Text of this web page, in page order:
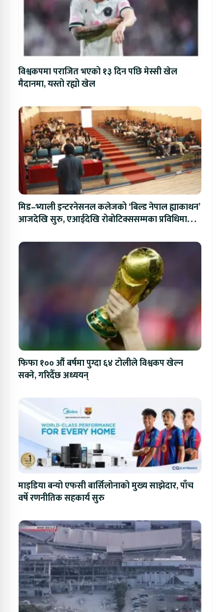
विश्वकपमा पराजित भएको १३ दिन पछि मेस्सी खेल
मैदानमा, यस्तो रह्यो खेल
मिड–भ्याली इन्टरनेसनल कलेजको ‘बिल्ड नेपाल ह्याकाथन’
आजदेखि सुरु, एआईदेखि रोबोटिक्ससम्मका प्रविधिमा
फिफा १०० औं बर्षमा पुग्दा ६४ टोलीले विश्वकप खेल्न
सक्ने, गरिदैँछ अध्ययन्
माइडिया बन्यो एफसी बार्सिलोनाको मुख्य साझेदार, पाँच
वर्षे रणनीतिक सहकार्य सुरु